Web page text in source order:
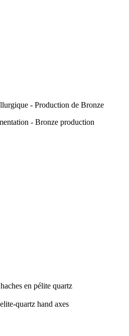
- Production de Bronze
- Bronze production
en pélite quartz
quartz hand axes